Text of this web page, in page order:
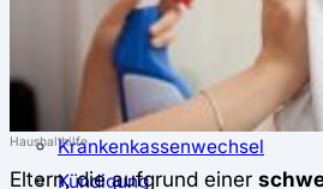
⚖️ Vergleich & Rechner
Krankenkassenvergleich
Krankenkassenrechner
↔ Wechsel
Krankenkassenwechsel
Kündigung
Haushalthilfe
Eltern, die aufgrund einer